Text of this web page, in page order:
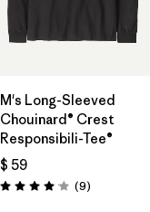
M's Long-Sleeved
Chouinard® Crest
Responsibili-Tee®
$ 59
Valoración: 4.1 / 5
(9Comentarios
)